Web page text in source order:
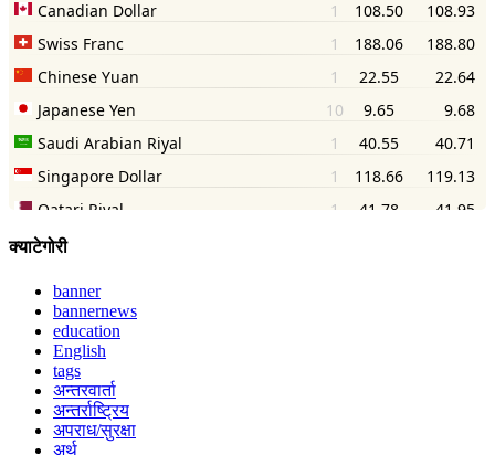
क्याटेगोरी
banner
bannernews
education
English
tags
अन्तरवार्ता
अन्तर्राष्ट्रिय
अपराध/सुरक्षा
अर्थ